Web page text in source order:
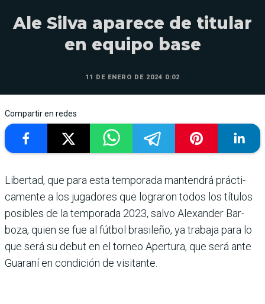
Ale Silva aparece de titular
en equipo base
11 DE ENERO DE 2024 0:02
Compartir en redes
Libertad, que para esta temporada mantendrá prácti­
camente a los jugadores que lograron todos los títulos
posibles de la temporada 2023, salvo Alexander Bar­
boza, quien se fue al fútbol brasileño, ya trabaja para lo
que será su debut en el torneo Apertura, que será ante
Guaraní en condición de visitante.